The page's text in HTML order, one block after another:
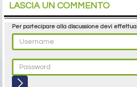
LASCIA UN COMMENTO
Per partecipare alla discussione devi